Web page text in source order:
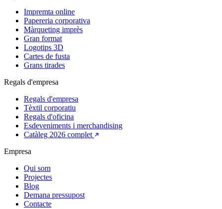
Impremta online
Papereria corporativa
Màrqueting imprès
Gran format
Logotips 3D
Cartes de fusta
Grans tirades
Regals d'empresa
Regals d'empresa
Tèxtil corporatiu
Regals d'oficina
Esdeveniments i merchandising
Catàleg 2026 complet
Empresa
Qui som
Projectes
Blog
Demana pressupost
Contacte